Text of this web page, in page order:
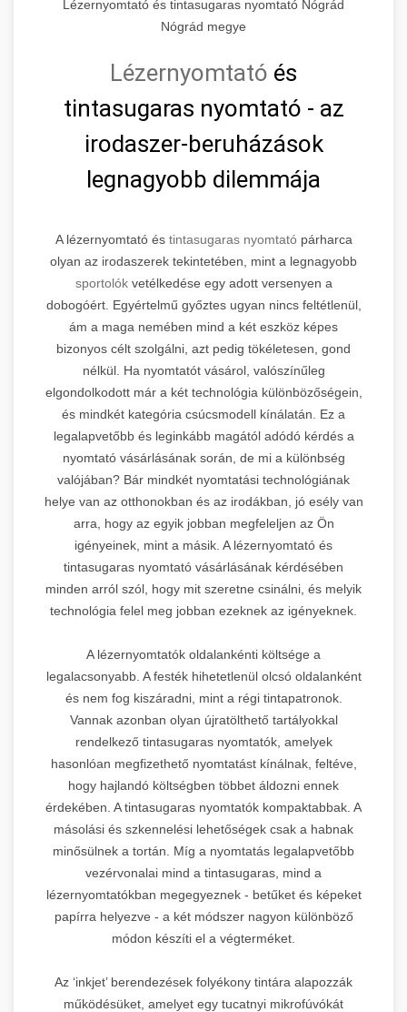
Lézernyomtató és tintasugaras nyomtató Nógrád
Nógrád megye
Lézernyomtató és
tintasugaras nyomtató - az
irodaszer-beruházások
legnagyobb dilemmája
A lézernyomtató és tintasugaras nyomtatópárharca
olyan az irodaszerek tekintetében, mint a legnagyobb
sportolókvetélkedése egy adott versenyen a
dobogóért. Egyértelmű győztes ugyan nincs feltétlenül,
ám a maga nemében mind a két eszköz képes
bizonyos célt szolgálni, azt pedig tökéletesen, gond
nélkül. Ha nyomtatót vásárol, valószínűleg
elgondolkodott már a két technológia különbözőségein,
és mindkét kategória csúcsmodell kínálatán. Ez a
legalapvetőbb és leginkább magától adódó kérdés a
nyomtató vásárlásának során, de mi a különbség
valójában? Bár mindkét nyomtatási technológiának
helye van az otthonokban és az irodákban, jó esély van
arra, hogy az egyik jobban megfeleljen az Ön
igényeinek, mint a másik. A lézernyomtató és
tintasugaras nyomtató vásárlásának kérdésében
minden arról szól, hogy mit szeretne csinálni, és melyik
technológia felel meg jobban ezeknek az igényeknek.
A lézernyomtatók oldalankénti költsége a
legalacsonyabb. A festék hihetetlenül olcsó oldalanként
és nem fog kiszáradni, mint a régi tintapatronok.
Vannak azonban olyan újratölthető tartályokkal
rendelkező tintasugaras nyomtatók, amelyek
hasonlóan megfizethető nyomtatást kínálnak, feltéve,
hogy hajlandó költségben többet áldozni ennek
érdekében. A tintasugaras nyomtatók kompaktabbak. A
másolási és szkennelési lehetőségek csak a habnak
minősülnek a tortán. Míg a nyomtatás legalapvetőbb
vezérvonalai mind a tintasugaras, mind a
lézernyomtatókban megegyeznek - betűket és képeket
papírra helyezve - a két módszer nagyon különböző
módon készíti el a végterméket.
Az ‘inkjet’ berendezések folyékony tintára alapozzák
működésüket, amelyet egy tucatnyi mikrofúvókát